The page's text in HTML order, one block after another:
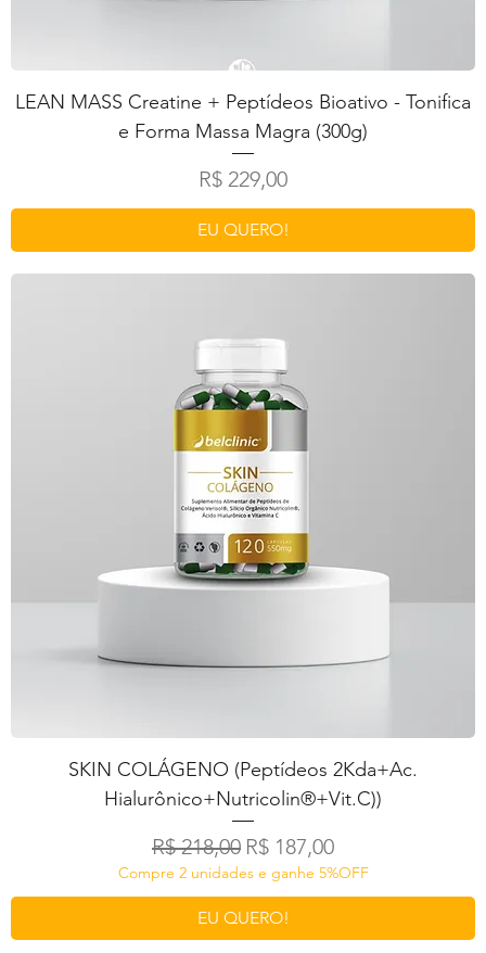
LEAN MASS Creatine + Peptídeos Bioativo - Tonifica
e Forma Massa Magra (300g)
Preço
R$ 229,00
EU QUERO!
SKIN COLÁGENO (Peptídeos 2Kda+Ac.
Hialurônico+Nutricolin®+Vit.C))
Preço normal
R$ 218,00 Preço promocional
R$ 187,00
Compre 2 unidades e ganhe 5%OFF
EU QUERO!